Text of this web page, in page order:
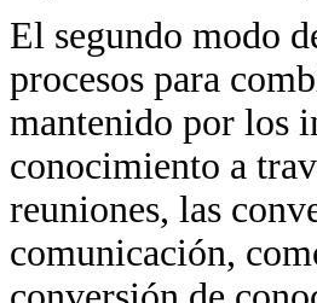
El segundo modo
procesos para
mantenido por los
conocimiento a
reuniones, las
comunicación,